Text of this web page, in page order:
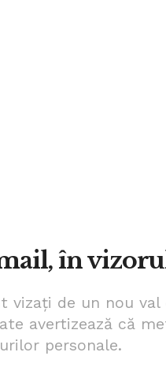
în
vizați de un nou
avertizează că
personale.